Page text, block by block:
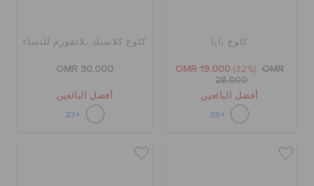
كلوغ بايا
OMR 19.000 (32%)
OMR
28.000
أفضل البائعين
+38
كلوغ كلاسيك بلاتفورم للنساء
OMR 30.000
أفضل البائعين
+23